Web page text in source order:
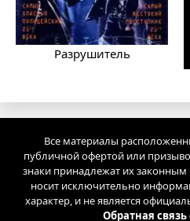
Разрушитель
Все материалы
публичной офертой или
знаки принадлежат их
носит исключительно
характер, и не является
Обратная связь